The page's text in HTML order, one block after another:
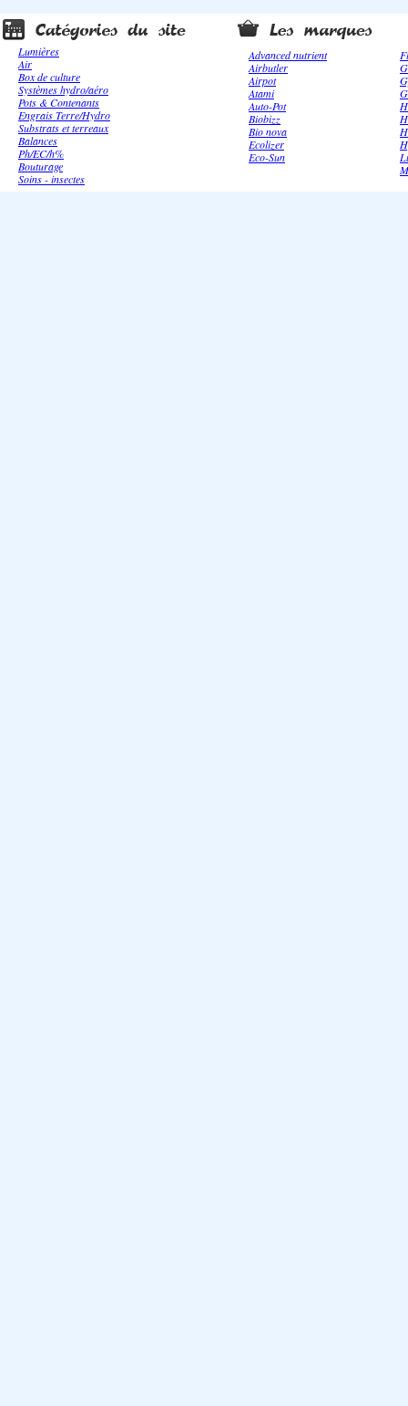
Lumières
Air
Box de culture
Systèmes hydro/aéro
Pots & Contenants
Engrais Terre/Hydro
Substrats et terreaux
Balances
Ph/EC/h%
Bouturage
Soins - insectes
Advanced nutrient
Airbutler
Airpot
Atami
Auto-Pot
Biobizz
Bio nova
Ecolizer
Eco-Sun